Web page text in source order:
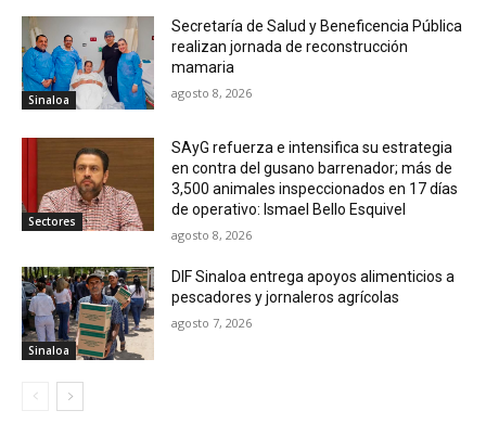
Sinaloa
Secretaría de Salud y Beneficencia Pública
realizan jornada de reconstrucción
mamaria
agosto 8, 2026
Sectores
SAyG refuerza e intensifica su estrategia
en contra del gusano barrenador; más de
3,500 animales inspeccionados en 17 días
de operativo: Ismael Bello Esquivel
agosto 8, 2026
Sinaloa
DIF Sinaloa entrega apoyos alimenticios a
pescadores y jornaleros agrícolas
agosto 7, 2026